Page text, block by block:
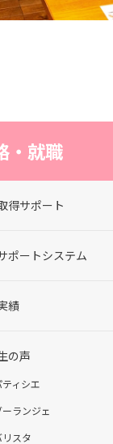
・就職
得サポート
ポートシステム
績
の声
ィシエ
ランジェ
スタ